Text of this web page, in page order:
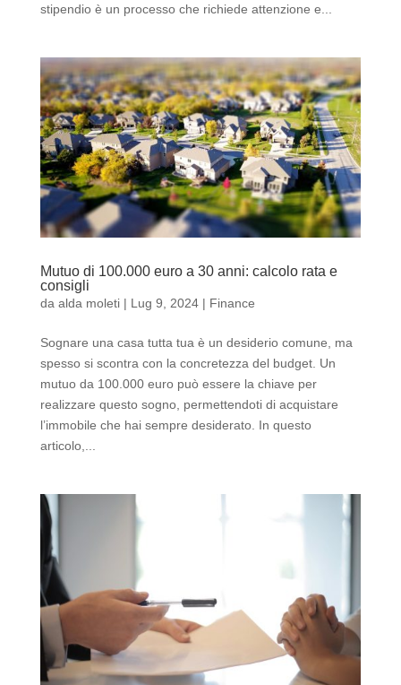
stipendio è un processo che richiede attenzione e...
Mutuo di 100.000 euro a 30 anni: calcolo rata e
consigli
da alda moleti| Lug 9, 2024| Finance
Sognare una casa tutta tua è un desiderio comune, ma
spesso si scontra con la concretezza del budget. Un
mutuo da 100.000 euro può essere la chiave per
realizzare questo sogno, permettendoti di acquistare
l’immobile che hai sempre desiderato. In questo
articolo,...